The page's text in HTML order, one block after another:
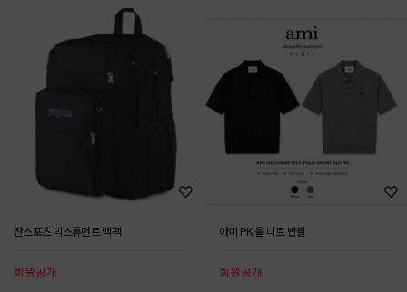
잔스포츠 빅스튜던트 백팩
회원공개
아미 PK 울 니트 반팔
회원공개